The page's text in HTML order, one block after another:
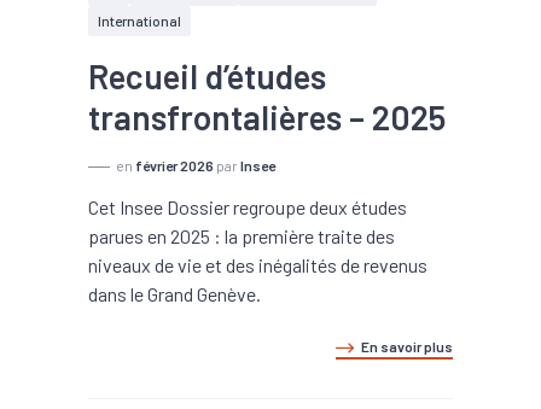
International
Recueil d’études
transfrontalières – 2025
en février 2026 par Insee
Cet Insee Dossier regroupe deux études
parues en 2025 : la première traite des
niveaux de vie et des inégalités de revenus
dans le Grand Genève.
En savoir plus